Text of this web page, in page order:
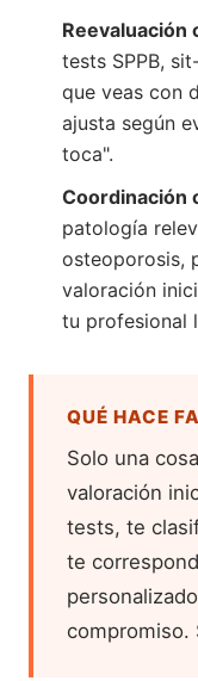
Reevaluación
tests SPPB,
que veas con
ajusta según
toca".
Coordinación
patología
osteoporosis,
valoración
tu profesional
QUÉ HACE
Solo una
valoración
tests, te
te
compromiso.